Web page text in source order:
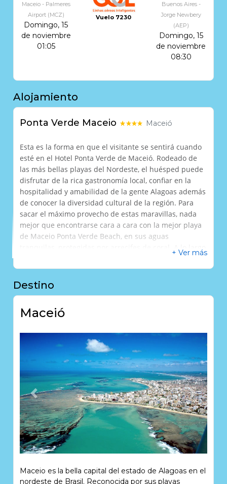
Maceio - Palmeres
Airport (MCZ)
Domingo, 15
de noviembre
01:05
Vuelo 7230
Buenos Aires -
Jorge Newbery
(AEP)
Domingo, 15
de noviembre
08:30
Alojamiento
Ponta Verde Maceio Maceió
Esta es la forma en que el visitante se sentirá cuando
esté en el Hotel Ponta Verde de Maceió. Rodeado de
las más bellas playas del Nordeste, el huésped puede
disfrutar de la rica gastronomía local, confiar en la
hospitalidad y amabilidad de la gente Alagoas además
de conocer la diversidad cultural de la región. Para
sacar el máximo provecho de estas maravillas, nada
mejor que encontrarse cara a cara con la mejor playa
de Maceio Ponta Verde Beach, en sus aguas
A lo largo
de la costa de esta maravilla es el Hotel Ponta Verde
Maceió, estándar de cuatro estrellas, que trae en sus
instalaciones de la marca de buen gusto, modernidad,
confort y hospitalidad.
+ Ver más
Destino
Maceió
Previous Next
Maceio es la bella capital del estado de Alagoas en el
nordeste de Brasil. Reconocida por sus playas